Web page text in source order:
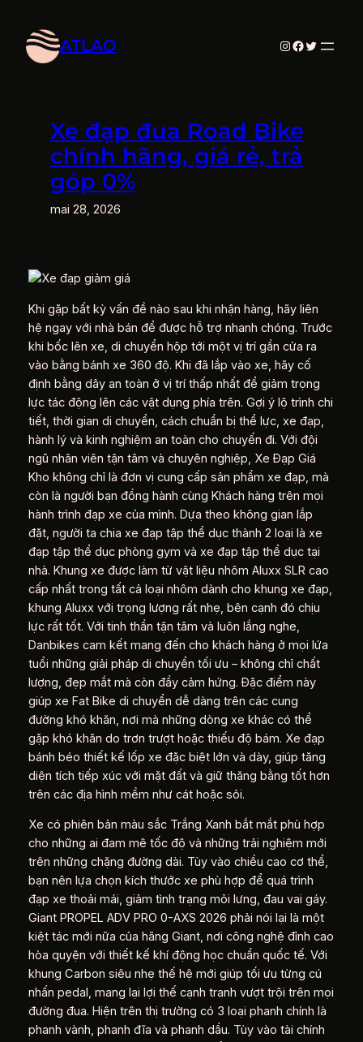
contenu
ATLAO Instagram
Facebook
Twitter
Xe đạp đua Road Bike
chính hãng, giá rẻ, trả
góp 0%
mai 28, 2026
Khi gặp bất kỳ vấn đề nào sau khi nhận hàng, hãy liên
hệ ngay với nhà bán để được hỗ trợ nhanh chóng. Trước
khi bốc lên xe, di chuyển hộp tới một vị trí gần cửa ra
vào bằng bánh xe 360 độ. Khi đã lắp vào xe, hãy cố
định bằng dây an toàn ở vị trí thấp nhất để giảm trọng
lực tác động lên các vật dụng phía trên. Gợi ý lộ trình chi
tiết, thời gian di chuyển, cách chuẩn bị thể lực, xe đạp,
hành lý và kinh nghiệm an toàn cho chuyến đi. Với đội
ngũ nhân viên tận tâm và chuyên nghiệp, Xe Đạp Giá
Kho không chỉ là đơn vị cung cấp sản phẩm xe đạp, mà
còn là người bạn đồng hành cùng Khách hàng trên mọi
hành trình đạp xe của mình. Dựa theo không gian lắp
đặt, người ta chia xe đạp tập thể dục thành 2 loại là xe
đạp tập thể dục phòng gym và xe đạp tập thể dục tại
nhà. Khung xe được làm từ vật liệu nhôm Aluxx SLR cao
cấp nhất trong tất cả loại nhôm dành cho khung xe đạp,
khung Aluxx với trọng lượng rất nhẹ, bên cạnh đó chịu
lực rất tốt. Với tinh thần tận tâm và luôn lắng nghe,
Danbikes cam kết mang đến cho khách hàng ở mọi lứa
tuổi những giải pháp di chuyển tối ưu – không chỉ chất
lượng, đẹp mắt mà còn đầy cảm hứng. Đặc điểm này
giúp xe Fat Bike di chuyển dễ dàng trên các cung
đường khó khăn, nơi mà những dòng xe khác có thể
gặp khó khăn do trơn trượt hoặc thiếu độ bám. Xe đạp
bánh béo thiết kế lốp xe đặc biệt lớn và dày, giúp tăng
diện tích tiếp xúc với mặt đất và giữ thăng bằng tốt hơn
trên các địa hình mềm như cát hoặc sỏi.
Xe có phiên bản màu sắc Trắng Xanh bắt mắt phù hợp
cho những ai đam mê tốc độ và những trải nghiệm mới
trên những chặng đường dài. Tùy vào chiều cao cơ thể,
bạn nên lựa chọn kích thước xe phù hợp để quá trình
đạp xe thoải mái, giảm tình trạng mỏi lưng, đau vai gáy.
Giant PROPEL ADV PRO 0-AXS 2026 phải nói lại là một
kiệt tác mới nữa của hãng Giant, nơi công nghệ đỉnh cao
hòa quyện với thiết kế khí động học chuẩn quốc tế. Với
khung Carbon siêu nhẹ thế hệ mới giúp tối ưu từng cú
nhấn pedal, mang lại lợi thế cạnh tranh vượt trội trên mọi
đường đua. Hiện trên thị trường có 3 loại phanh chính là
phanh vành, phanh đĩa và phanh dầu. Tùy vào tài chính